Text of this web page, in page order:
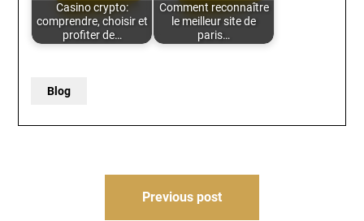
Casino crypto:
comprendre, choisir et
profiter de…
Comment reconnaître
le meilleur site de
paris…
Blog
Previous post